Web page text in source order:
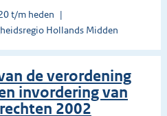
t/m heden
Hollands Midden
de verordening
invordering van
2002